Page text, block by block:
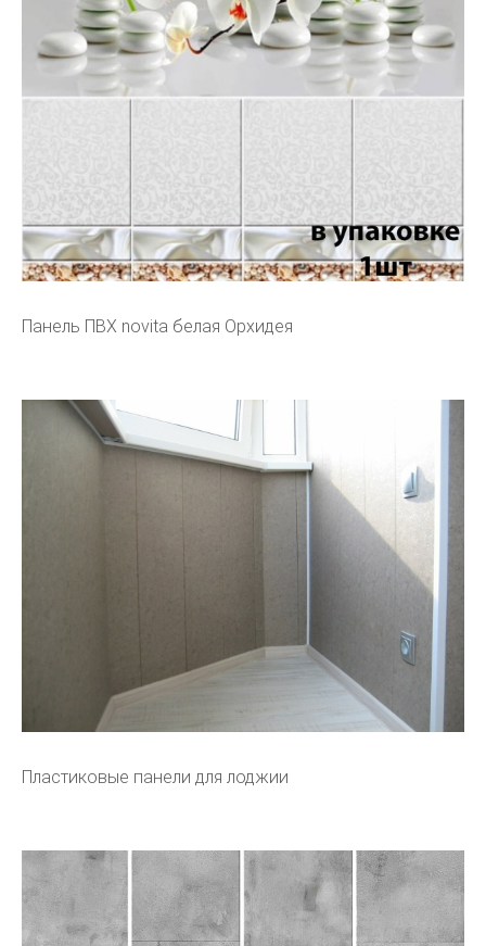
Панель ПВХ novita белая Орхидея
Пластиковые панели для лоджии